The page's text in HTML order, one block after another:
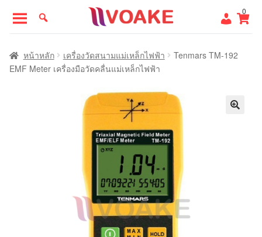
to
navigation
to
content
0
หน้าแรก
หน้าหลัก เครื่องวัดสนามแม่เหล็กไฟฟ้า
Tenmars TM-192
EMF Meter เครื่องมือวัดคลื่นแม่เหล็กไฟฟ้า